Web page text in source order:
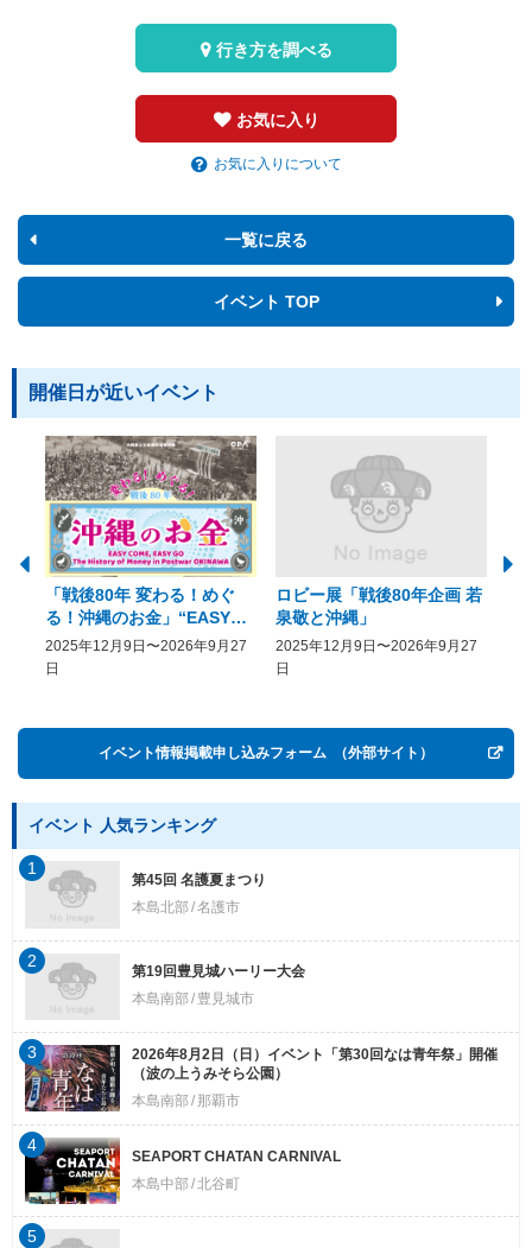
お気に入り
お気に入りについて
行き方を調べる
一覧に戻る
イベント TOP
開催日が近いイベント
「戦後80年 変わる！めぐ
る！沖縄のお金」“EASY
COME, EASY GO － The
History of Money in
2025年12月9日〜2026年9月27
日
ロビー展「戦後80年企画 若
泉敬と沖縄」
2025年12月9日〜2026年9月27
日
イベント情報掲載申し込みフォーム （外部サイト）
イベント 人気ランキング
第45回 名護夏まつり
本島北部 名護市
1
第19回豊見城ハーリー大会
本島南部
豊見城市
2
2026年8月2日（日）イベント「第30回なは青年祭」開催
（波の上うみそら公園）
本島南部
那覇市
3
SEAPORT CHATAN CARNIVAL
本島中部 北谷町
4
5